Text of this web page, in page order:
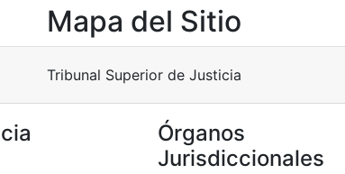
Mapa del Sitio
Tribunal Superior de Justicia
Órganos
Jurisdiccionales